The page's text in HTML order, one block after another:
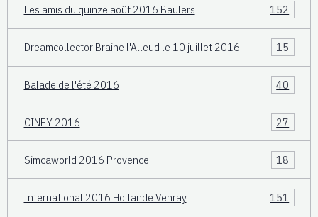
Les amis du quinze août 2016 Baulers 152
Dreamcollector Braine l'Alleud le 10 juillet 2016 15
Balade de l'été 2016 40
CINEY 2016 27
Simcaworld 2016 Provence 18
International 2016 Hollande Venray 151